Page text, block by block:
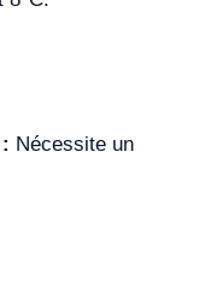
Nécessite un